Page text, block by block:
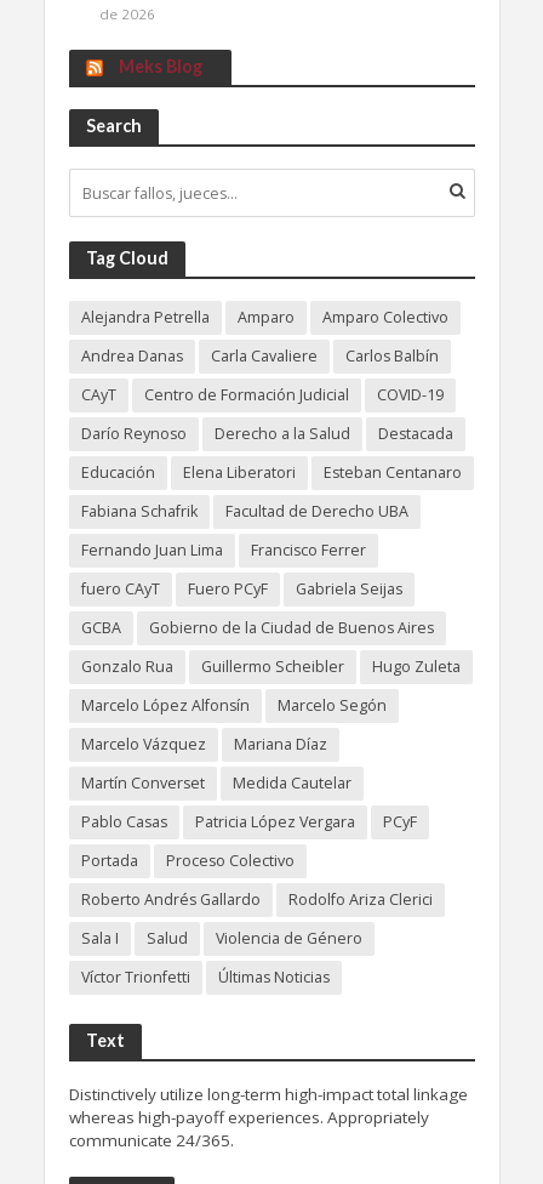
de 2026
Meks Blog
Search
Tag Cloud
Alejandra Petrella Amparo
Amparo Colectivo
Andrea Danas
Carla Cavaliere
Carlos Balbín
CAyT
Centro de Formación Judicial
COVID-19
Darío Reynoso
Derecho a la Salud
Destacada
Educación
Elena Liberatori
Esteban Centanaro
Fabiana Schafrik
Facultad de Derecho UBA
Fernando Juan Lima
Francisco Ferrer
fuero CAyT
Fuero PCyF
Gabriela Seijas
GCBA
Gobierno de la Ciudad de Buenos Aires
Gonzalo Rua
Guillermo Scheibler
Hugo Zuleta
Marcelo López Alfonsín
Marcelo Segón
Marcelo Vázquez
Mariana Díaz
Martín Converset
Medida Cautelar
Pablo Casas
Patricia López Vergara
PCyF
Portada
Proceso Colectivo
Roberto Andrés Gallardo
Rodolfo Ariza Clerici
Sala I
Salud
Violencia de Género
Víctor Trionfetti
Últimas Noticias
Text
Distinctively utilize long-term high-impact total linkage
whereas high-payoff experiences. Appropriately
communicate 24/365.